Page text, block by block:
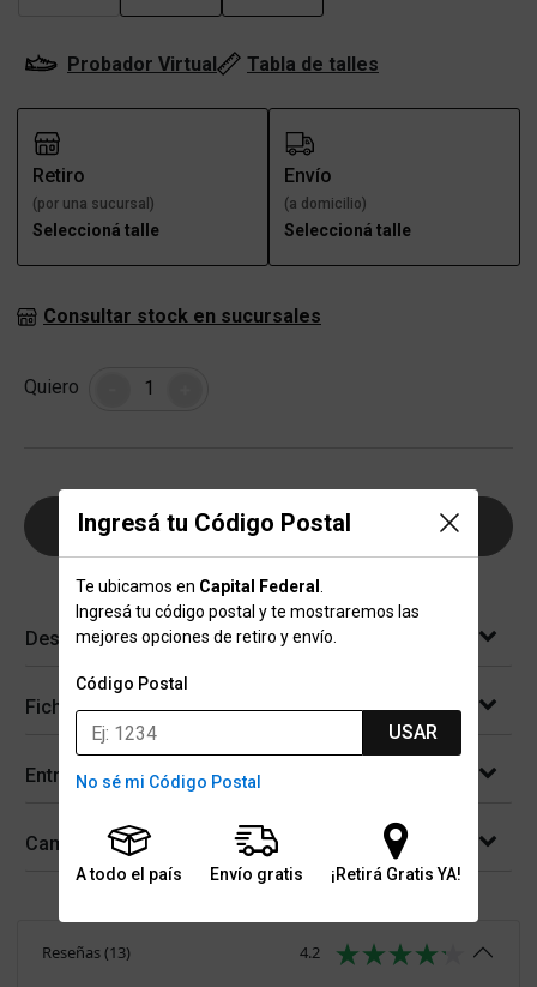
Ingresá tu Código Postal
Te ubicamos en Capital Federal
Ingresá tu código postal y te mostraremos las
mejores opciones de retiro y envío.
Código Postal
USAR
No sé mi Código Postal
A todo el país Envío gratis ¡Retirá Gratis YA!
Probador Virtual Tabla de talles
Retiro
(por una sucursal)
Seleccioná talle
Envío
(a domicilio)
Seleccioná talle
Consultar stock en sucursales
Quiero Cantidad
AGREGAR AL CARRITO
Descripción
Ficha técnica
Entregas
Cambios y devoluciones
Reseñas(13) 4.2